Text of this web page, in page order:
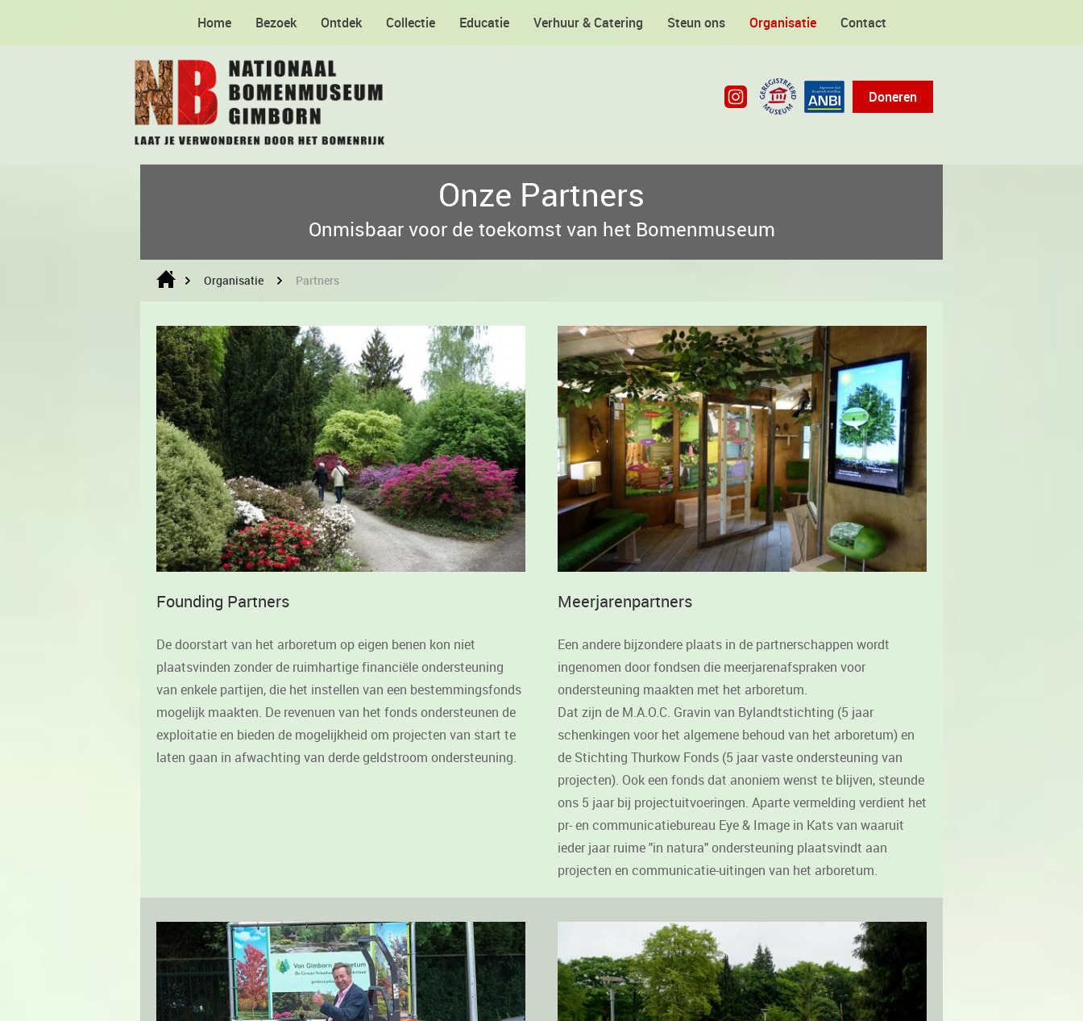
Home Bezoek Ontdek Collectie Educatie Verhuur & Catering Steun ons Organisatie Contact
Doneren
Onze Partners
Onmisbaar voor de toekomst van het Bomenmuseum
Organisatie Partners
Founding Partners
De doorstart van het arboretum op eigen benen kon niet
plaatsvinden zonder de ruimhartige financiële ondersteuning
van enkele partijen, die het instellen van een bestemmingsfonds
mogelijk maakten. De revenuen van het fonds ondersteunen de
exploitatie en bieden de mogelijkheid om projecten van start te
laten gaan in afwachting van derde geldstroom ondersteuning.
Meerjarenpartners
Een andere bijzondere plaats in de partnerschappen wordt
ingenomen door fondsen die meerjarenafspraken voor
ondersteuning maakten met het arboretum.
Dat zijn de M.A.O.C. Gravin van Bylandtstichting (5 jaar
schenkingen voor het algemene behoud van het arboretum) en
de Stichting Thurkow Fonds (5 jaar vaste ondersteuning van
projecten). Ook een fonds dat anoniem wenst te blijven, steunde
ons 5 jaar bij projectuitvoeringen. Aparte vermelding verdient het
pr- en communicatiebureau Eye & Image in Kats van waaruit
ieder jaar ruime "in natura" ondersteuning plaatsvindt aan
projecten en communicatie-uitingen van het arboretum.